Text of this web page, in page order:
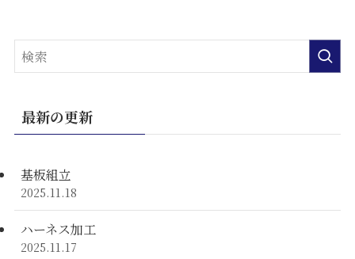
最新の更新
基板組立
2025.11.18
ハーネス加工
2025.11.17